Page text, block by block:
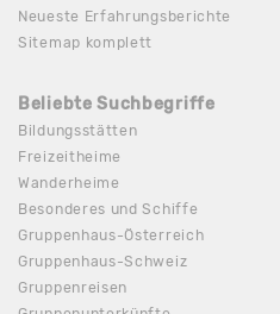
Neueste Erfahrungsberichte
Sitemap komplett
Beliebte Suchbegriffe
Bildungsstätten
Freizeitheime
Wanderheime
Besonderes und Schiffe
Gruppenhaus-Österreich
Gruppenhaus-Schweiz
Gruppenreisen